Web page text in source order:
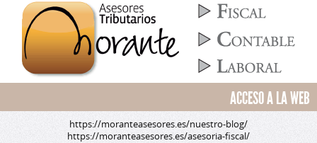
ACCESO A LA WEB
https://moranteasesores.es/nuestro-blog/
https://moranteasesores.es/asesoria-fiscal/